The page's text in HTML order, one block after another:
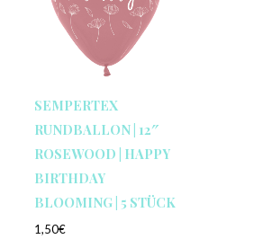
SEMPERTEX
RUNDBALLON | 12″
ROSEWOOD | HAPPY
BIRTHDAY
BLOOMING | 5 STÜCK
1,50€